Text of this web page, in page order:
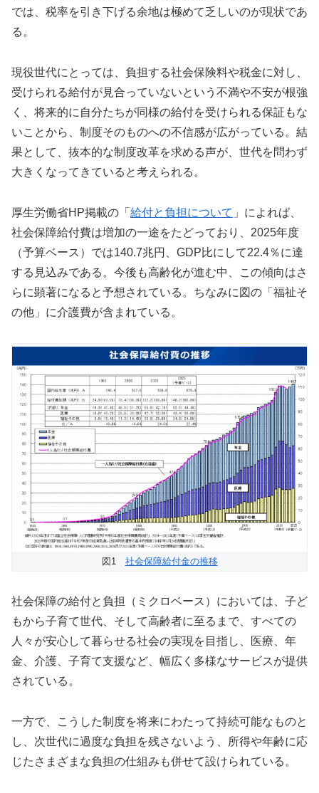
では、税率を引き下げる余地は極めて乏しいのが現状であ
る。
現役世代にとっては、負担する社会保険料や税金に対し、
受けられる給付が見合っていないという不満や不安が根強
く、将来的に自分たちが同様の給付を受けられる保証もな
いことから、制度そのものへの不信感が広がっている。結
果として、抜本的な制度改革を求める声が、世代を問わず
大きくなってきていると考えられる。
厚生労働省HP掲載の「 給付と負担について 」によれば、
社会保障給付費は増加の一途をたどっており、2025年度
（予算ベース）では140.7兆円、GDP比にして22.4％に達
する見込みである。今後も高齢化が進む中、この傾向はさ
らに顕著になると予想されている。ちなみに図の「福祉そ
の他」に介護費が含まれている。
図1 社会保障給付金の推移
社会保障の給付と負担（ミクロベース）においては、子ど
もから子育て世代、そして高齢者に至るまで、すべての
人々が安心して暮らせる社会の実現を目指し、医療、年
金、介護、子育て支援など、幅広く多様なサービスが提供
されている。
一方で、こうした制度を将来にわたって持続可能なものと
し、次世代に過度な負担を残さないよう、所得や年齢に応
じたさまざまな負担の仕組みも併せて設けられている。